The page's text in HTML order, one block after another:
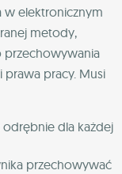
elektronicznym
metody,
przechowywania
pracy. Musi
dla każdej
przechowywać